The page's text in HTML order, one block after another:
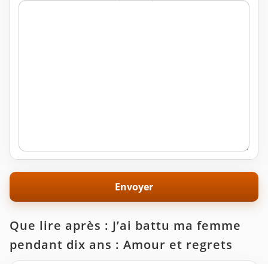
Que lire après : J’ai battu ma femme
pendant dix ans : Amour et regrets